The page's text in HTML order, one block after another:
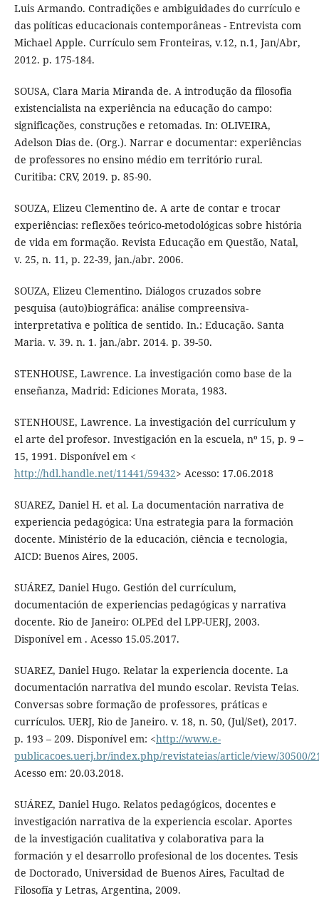
Luis Armando. Contradições e ambiguidades do currículo e
das políticas educacionais contemporâneas - Entrevista com
Michael Apple. Currículo sem Fronteiras, v.12, n.1, Jan/Abr,
2012. p. 175-184.
SOUSA, Clara Maria Miranda de. A introdução da filosofia
existencialista na experiência na educação do campo:
significações, construções e retomadas. In: OLIVEIRA,
Adelson Dias de. (Org.). Narrar e documentar: experiências
de professores no ensino médio em território rural.
Curitiba: CRV, 2019. p. 85-90.
SOUZA, Elizeu Clementino de. A arte de contar e trocar
experiências: reflexões teórico-metodológicas sobre história
de vida em formação. Revista Educação em Questão, Natal,
v. 25, n. 11, p. 22-39, jan./abr. 2006.
SOUZA, Elizeu Clementino. Diálogos cruzados sobre
pesquisa (auto)biográfica: análise compreensiva-
interpretativa e política de sentido. In.: Educação. Santa
Maria. v. 39. n. 1. jan./abr. 2014. p. 39-50.
STENHOUSE, Lawrence. La investigación como base de la
enseñanza, Madrid: Ediciones Morata, 1983.
STENHOUSE, Lawrence. La investigación del currículum y
el arte del profesor. Investigación en la escuela, nº 15, p. 9 –
15, 1991. Disponível em <
http://hdl.handle.net/11441/59432> Acesso: 17.06.2018
SUAREZ, Daniel H. et al. La documentación narrativa de
experiencia pedagógica: Una estrategia para la formación
docente. Ministério de la educación, ciência e tecnologia,
AICD: Buenos Aires, 2005.
SUÁREZ, Daniel Hugo. Gestión del currículum,
documentación de experiencias pedagógicas y narrativa
docente. Rio de Janeiro: OLPEd del LPP-UERJ, 2003.
Disponível em . Acesso 15.05.2017.
SUAREZ, Daniel Hugo. Relatar la experiencia docente. La
documentación narrativa del mundo escolar. Revista Teias.
Conversas sobre formação de professores, práticas e
currículos. UERJ, Rio de Janeiro. v. 18, n. 50, (Jul/Set), 2017.
p. 193 – 209. Disponível em: <http://www.e-
publicacoes.uerj.br/index.php/revistateias/article/view/30500/
Acesso em: 20.03.2018.
SUÁREZ, Daniel Hugo. Relatos pedagógicos, docentes e
investigación narrativa de la experiencia escolar. Aportes
de la investigación cualitativa y colaborativa para la
formación y el desarrollo profesional de los docentes. Tesis
de Doctorado, Universidad de Buenos Aires, Facultad de
Filosofía y Letras, Argentina, 2009.